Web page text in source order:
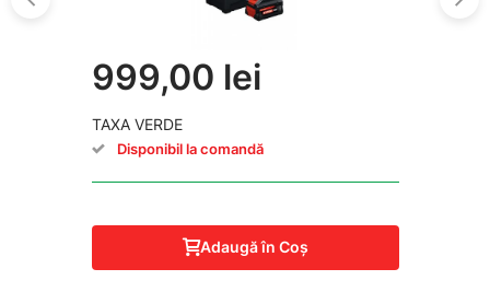
999,00 lei
TAXA VERDE
Disponibil la comandă
Adaugă în Coş